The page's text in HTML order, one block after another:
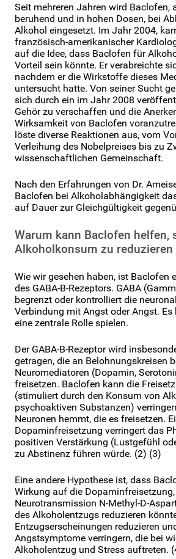
Seit mehreren Jahren wird Baclofen,
beruhend und in hohen Dosen, bei
Alkohol eingesetzt. Im Jahr 2004,
französisch-amerikanischer
auf die Idee, dass Baclofen für
Vorteil sein könnte. Er verabreichte
nachdem er die Wirkstoffe dieses
untersucht hatte. Von seiner Sucht
sich durch ein im Jahr 2008
Gehör zu verschaffen und die
Wirksamkeit von Baclofen
löste diverse Reaktionen aus, vom
Verleihung des Nobelpreises bis zu
wissenschaftlichen Gemeinschaft.
Nach den Erfahrungen von Dr.
Baclofen bei Alkoholabhängigkeit
auf Dauer zur Gleichgültigkeit
Warum kann Baclofen helfen,
Alkoholkonsum zu reduzieren
Wie wir gesehen haben, ist Baclofen
des GABA-B-Rezeptors. GABA
begrenzt oder kontrolliert die
Verbindung mit Angst oder Angst.
eine zentrale Rolle spielen.
Der GABA-B-Rezeptor wird
getragen, die an Belohnungskreisen
Neuromediatoren (Dopamin,
freisetzen. Baclofen kann die
(stimuliert durch den Konsum von
psychoaktiven Substanzen)
Neuronen hemmt, die es freisetzen.
Dopaminfreisetzung verringert das
positiven Verstärkung (Lustgefühl
zu Abstinenz führen würde. (2) (3)
Eine andere Hypothese ist, dass
Wirkung auf die
Neurotransmission N-Methyl-D-
des Alkoholentzugs reduzieren
Entzugserscheinungen reduzieren
Angstsymptome verringern, die bei
Alkoholentzug und Stress auftreten.